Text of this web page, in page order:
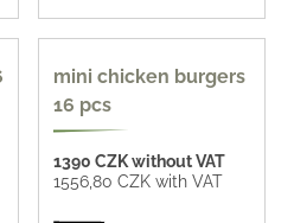
97 CZK / pc
mini chicken burgers
16 pcs
1390 CZK without VAT
1556,80 CZK with VAT